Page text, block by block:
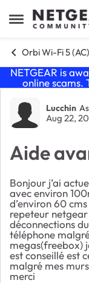
Open Side Menu
Skip to
Orbi Wi-Fi 5
NETGEAR is
online scams.
Forum
Lucchin
Aug 22,
Aide
Bonjour j’ai
avec environ
d’environ 60
repeteur netgear
déconnections
téléphone
megas(freebox)
est conseillé est
malgré mes
merci